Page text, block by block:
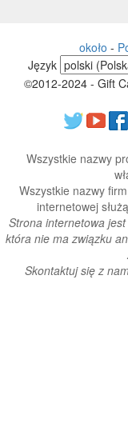
około -
Język
©2012-2024 - Gift
Wszystkie nazwy
Wszystkie nazwy
internetowej
Strona internetowa
która nie ma związku
Skontaktuj się z